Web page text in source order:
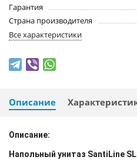
Гарантия
Страна производителя
Все характеристики
Описание
Описание:
Напольный унитаз SantiLine